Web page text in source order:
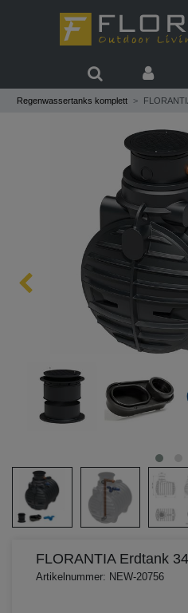
Regenwassertanks komplett
FLORANTIA Erdtank
Artikelnummer: NEW-20756